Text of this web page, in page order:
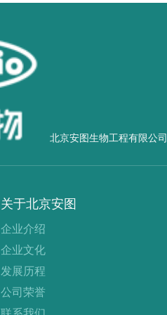
北京安图生物工程有限公司
关于北京安图
企业介绍
企业文化
发展历程
公司荣誉